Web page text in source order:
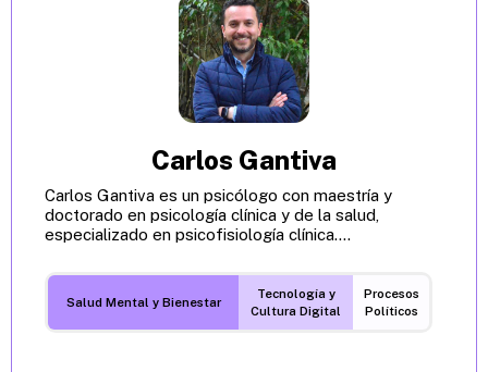
Carlos Gantiva
Carlos Gantiva es un psicólogo con maestría y
doctorado en psicología clínica y de la salud,
especializado en psicofisiología clínica....
Salud Mental y Bienestar
Tecnología y
Cultura Digital
Procesos
Políticos